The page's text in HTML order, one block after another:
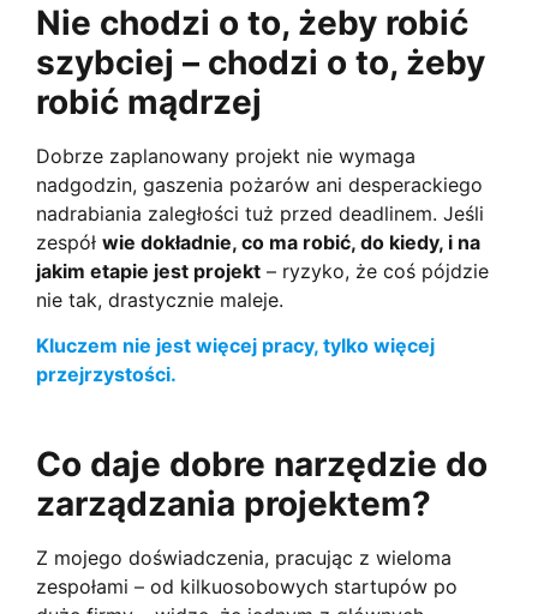
Nie chodzi o to, żeby robić
szybciej – chodzi o to, żeby
robić mądrzej
Dobrze zaplanowany projekt nie wymaga
nadgodzin, gaszenia pożarów ani desperackiego
nadrabiania zaległości tuż przed deadlinem. Jeśli
zespół wie dokładnie, co ma robić, do kiedy, i na
jakim etapie jest projekt – ryzyko, że coś pójdzie
nie tak, drastycznie maleje.
Kluczem nie jest więcej pracy, tylko więcej
przejrzystości.
Co daje dobre narzędzie do
zarządzania projektem?
Z mojego doświadczenia, pracując z wieloma
zespołami – od kilkuosobowych startupów po